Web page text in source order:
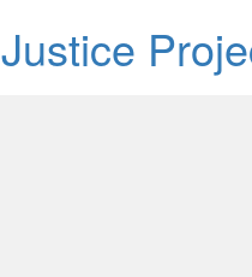
Justice